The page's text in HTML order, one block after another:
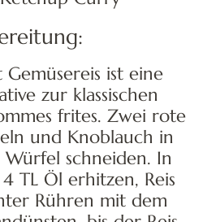
ist eine
zur klassischen
frites. Zwei rote
und Knoblauch in
schneiden. In
TL Öl erhitzen, Reis
Rühren mit dem
bis der Reis
Zwiebeln und
leicht andünsten und